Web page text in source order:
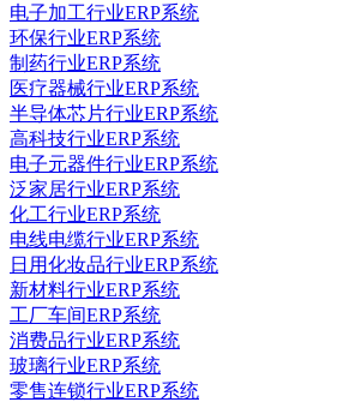
电子加工行业ERP系统
环保行业ERP系统
制药行业ERP系统
医疗器械行业ERP系统
半导体芯片行业ERP系统
高科技行业ERP系统
电子元器件行业ERP系统
泛家居行业ERP系统
化工行业ERP系统
电线电缆行业ERP系统
日用化妆品行业ERP系统
新材料行业ERP系统
工厂车间ERP系统
消费品行业ERP系统
玻璃行业ERP系统
零售连锁行业ERP系统